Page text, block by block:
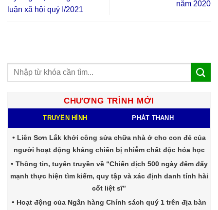
luận xã hội quý I/2021
năm 2020
CHƯƠNG TRÌNH MỚI
TRUYỀN HÌNH PHÁT THANH
Liên Sơn Lắk khởi công sửa chữa nhà ở cho con đẻ của
người hoạt động kháng chiến bị nhiễm chất độc hóa học
Thông tin, tuyên truyền về “Chiến dịch 500 ngày đêm đẩy
mạnh thực hiện tìm kiếm, quy tập và xác định danh tính hài
cốt liệt sĩ”
Hoạt động của Ngân hàng Chính sách quý 1 trên địa bàn